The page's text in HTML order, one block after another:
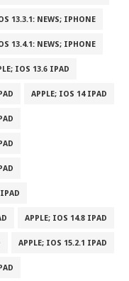
13.3.1: NEWS; IPHONE
13.4.1: NEWS; IPHONE
IOS 13.6 IPAD
APPLE; IOS 14 IPAD
APPLE; IOS 14.8 IPAD
APPLE; IOS 15.2.1 IPAD